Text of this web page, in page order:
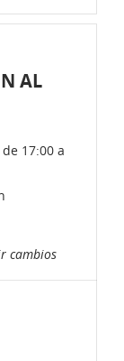
AL
17:00 a
cambios
nº14